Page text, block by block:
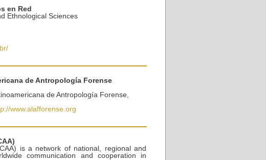
en Red
Ethnological Sciences
de Antropología Forense
de Antropología Forense,
www.alafforense.org
is a network of national, regional and
communication and cooperation in